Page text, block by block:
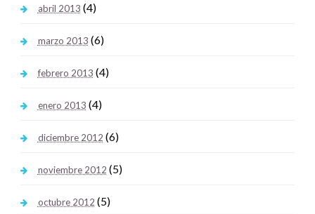
abril 2013 (4)
marzo 2013 (6)
febrero 2013 (4)
enero 2013 (4)
diciembre 2012 (6)
noviembre 2012 (5)
octubre 2012 (5)